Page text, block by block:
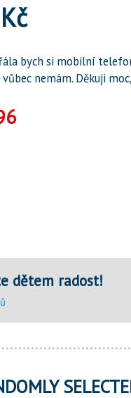
bych si mobilní
nemám. Děkuji
dětem radost!